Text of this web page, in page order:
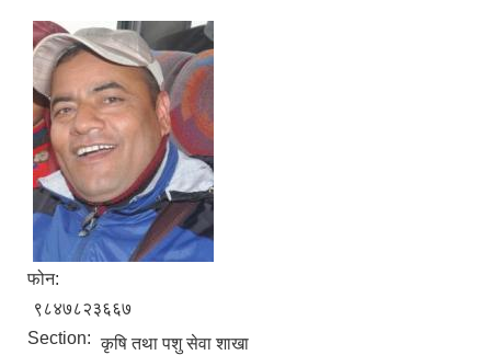
फोन:
९८४७८२३६६७
Section: कृषि तथा पशु सेवा शाखा